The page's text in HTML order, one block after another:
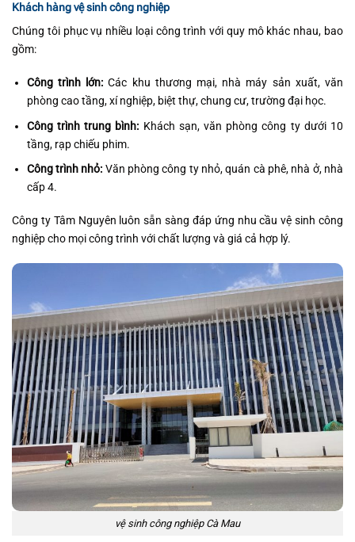
Khách hàng vệ sinh công nghiệp
Chúng tôi phục vụ nhiều loại công trình với quy mô khác nhau, bao
gồm:
Công trình lớn: Các khu thương mại, nhà máy sản xuất, văn
phòng cao tầng, xí nghiệp, biệt thự, chung cư, trường đại học.
Công trình trung bình: Khách sạn, văn phòng công ty dưới 10
tầng, rạp chiếu phim.
Công trình nhỏ: Văn phòng công ty nhỏ, quán cà phê, nhà ở, nhà
cấp 4.
Công ty Tâm Nguyên luôn sẵn sàng đáp ứng nhu cầu vệ sinh công
nghiệp cho mọi công trình với chất lượng và giá cả hợp lý.
vệ sinh công nghiệp Cà Mau